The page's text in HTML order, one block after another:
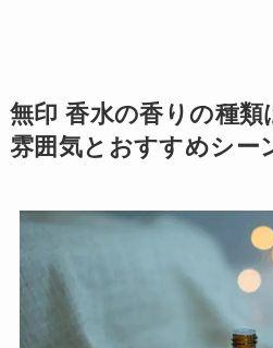
無印 香水の香りの種
雰囲気とおすすめシー